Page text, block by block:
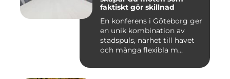
faktiskt gör skillnad
En konferens i Göteborg ger
en unik kombination av
stadspuls, närhet till havet
och många flexibla m...